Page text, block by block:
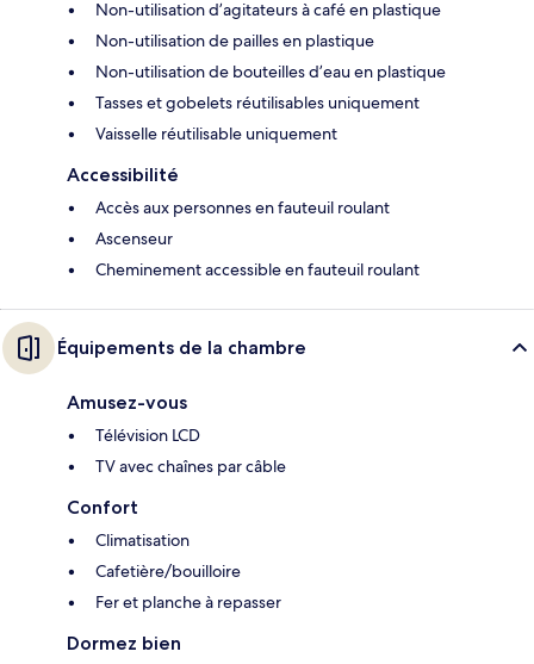
Non-utilisation d’agitateurs à café en plastique
Non-utilisation de pailles en plastique
Non-utilisation de bouteilles d’eau en plastique
Tasses et gobelets réutilisables uniquement
Vaisselle réutilisable uniquement
Accessibilité
Accès aux personnes en fauteuil roulant
Ascenseur
Cheminement accessible en fauteuil roulant
Équipements de la chambre
Amusez-vous
Télévision LCD
TV avec chaînes par câble
Confort
Climatisation
Cafetière/bouilloire
Fer et planche à repasser
Dormez bien